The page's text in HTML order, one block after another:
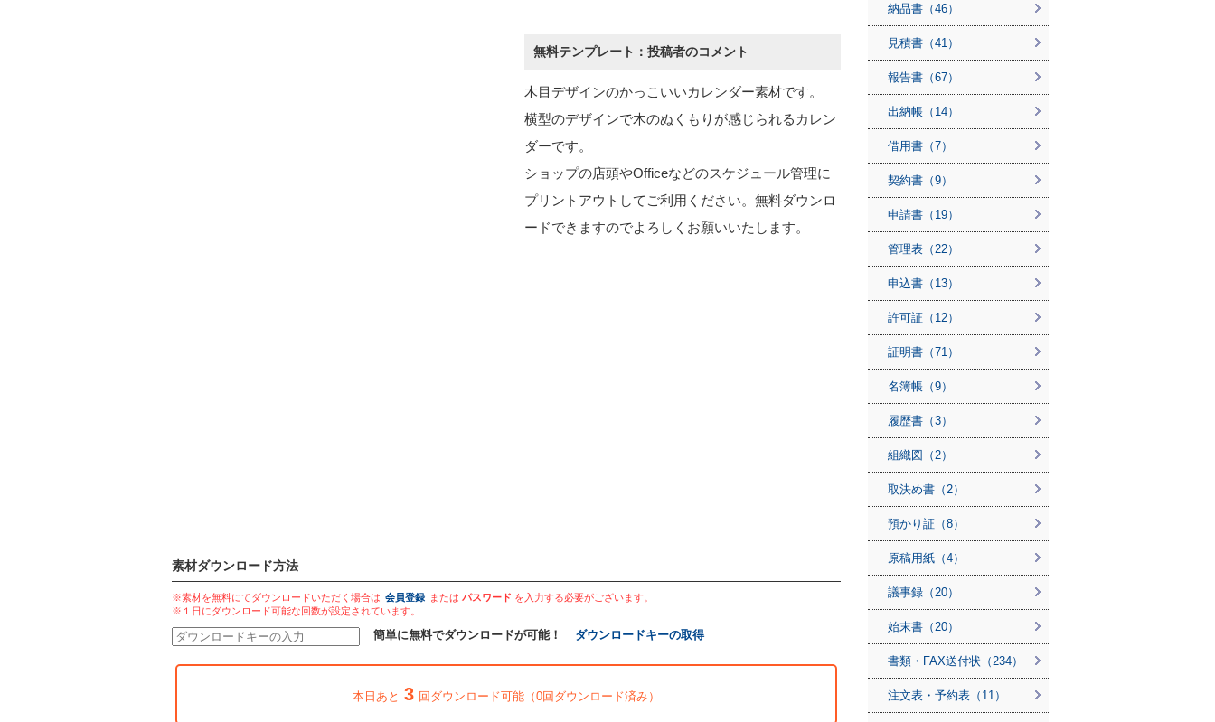
無料テンプレート：投稿者のコメント
木目デザインのかっこいいカレンダー素材です。
横型のデザインで木のぬくもりが感じられるカレン
ダーです。
ショップの店頭やOfficeなどのスケジュール管理に
プリントアウトしてご利用ください。無料ダウンロ
ードできますのでよろしくお願いいたします。
素材ダウンロード方法
※素材を無料にてダウンロードいただく場合は 会員登録 または パスワード を入力する必要がございます。
※１日にダウンロード可能な回数が設定されています。
簡単に無料でダウンロードが可能！ ダウンロードキーの取得
本日あと 3 回ダウンロード可能（0回ダウンロード済み）
納品書（46）
見積書（41）
報告書（67）
出納帳（14）
借用書（7）
契約書（9）
申請書（19）
管理表（22）
申込書（13）
許可証（12）
証明書（71）
名簿帳（9）
履歴書（3）
組織図（2）
取決め書（2）
預かり証（8）
原稿用紙（4）
議事録（20）
始末書（20）
書類・FAX送付状（234）
注文表・予約表（11）